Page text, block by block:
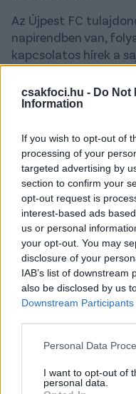
csakfoci.hu - Do Not
Information
If you wish to opt-out of
processing of your
targeted advertising by
section to confirm your
opt-out request is
interest-based ads
us or personal
your opt-out. You may
disclosure of your
IAB’s list of
also be disclosed by us
Downstream Participants
Please note that this
not limited to your visit
grant or deny consent
Personal Data
I want to opt-out of
personal data.
Az Újpest FC
napirendben van,
kapcsolatos hírek a
külföldi befektetőkről
februárjában úgy is
kért vételárat sikerül
vághat neki az
össze, majd 2021
külföldi
a hírekben ázsiai
2022 januárjának
hogy megtörtént az
Duchatelet és
vonatkozó
június 30-án viszont
nem történt meg az
üzletember,
tulajdonosa, a
első, általuk kifizetett
megközelítette a 2